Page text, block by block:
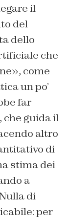
il
del
dello
che
come
un po’
far
che guida il
altro
di
stima dei
a
di
per